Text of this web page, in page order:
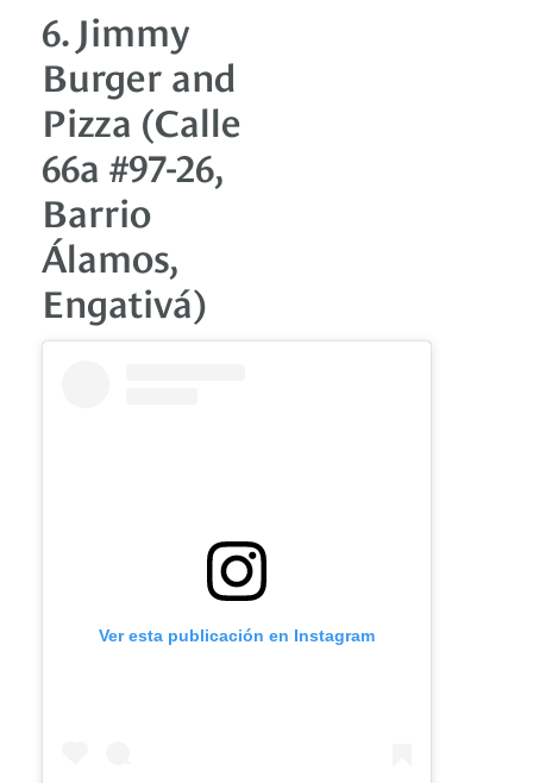
6. Jimmy
Burger and
Pizza (Calle
66a #97-26,
Barrio
Álamos,
Engativá)
Ver esta publicación en Instagram